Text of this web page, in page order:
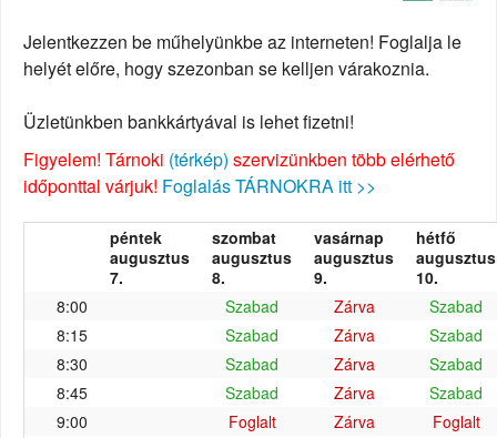
Jelentkezzen be műhelyünkbe az interneten! Foglalja le
helyét előre, hogy szezonban se kelljen várakoznia.
Üzletünkben bankkártyával is lehet fizetni!
Figyelem! Tárnoki (térkép) szervizünkben több elérhető
időponttal várjuk! Foglalás TÁRNOKRA itt >>
péntek
augusztus
7.
szombat
augusztus
8.
vasárnap
augusztus
9.
hétfő
augusztus
10.
8:00
Szabad Zárva
Szabad
8:15
Szabad Zárva
Szabad
8:30
Szabad Zárva
Szabad
8:45
Szabad Zárva
Szabad
9:00
Foglalt Zárva
Foglalt